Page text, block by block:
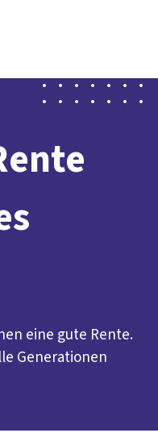
Mitmachen Politik
eine gute Rente.
Generationen